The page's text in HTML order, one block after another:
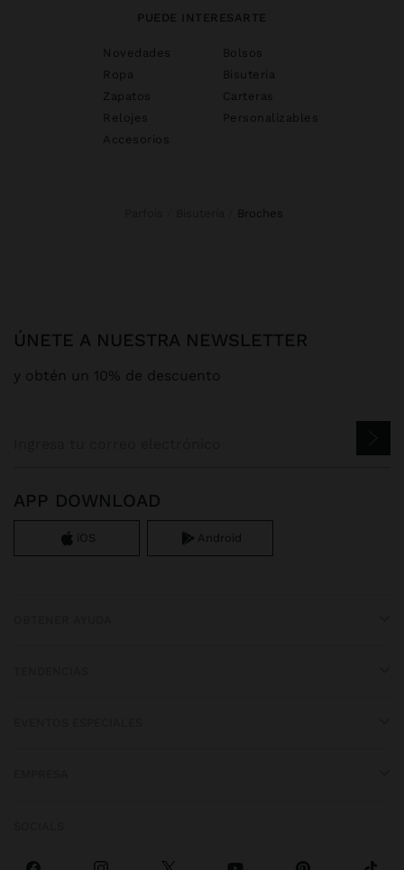
PUEDE INTERESARTE
Novedades
Bolsos
Ropa
Bisutería
Zapatos
Carteras
Relojes
Personalizables
Accesorios
broches
ÚNETE A NUESTRA NEWSLETTER
y obtén un 10% de descuento
APP DOWNLOAD
iOS Android